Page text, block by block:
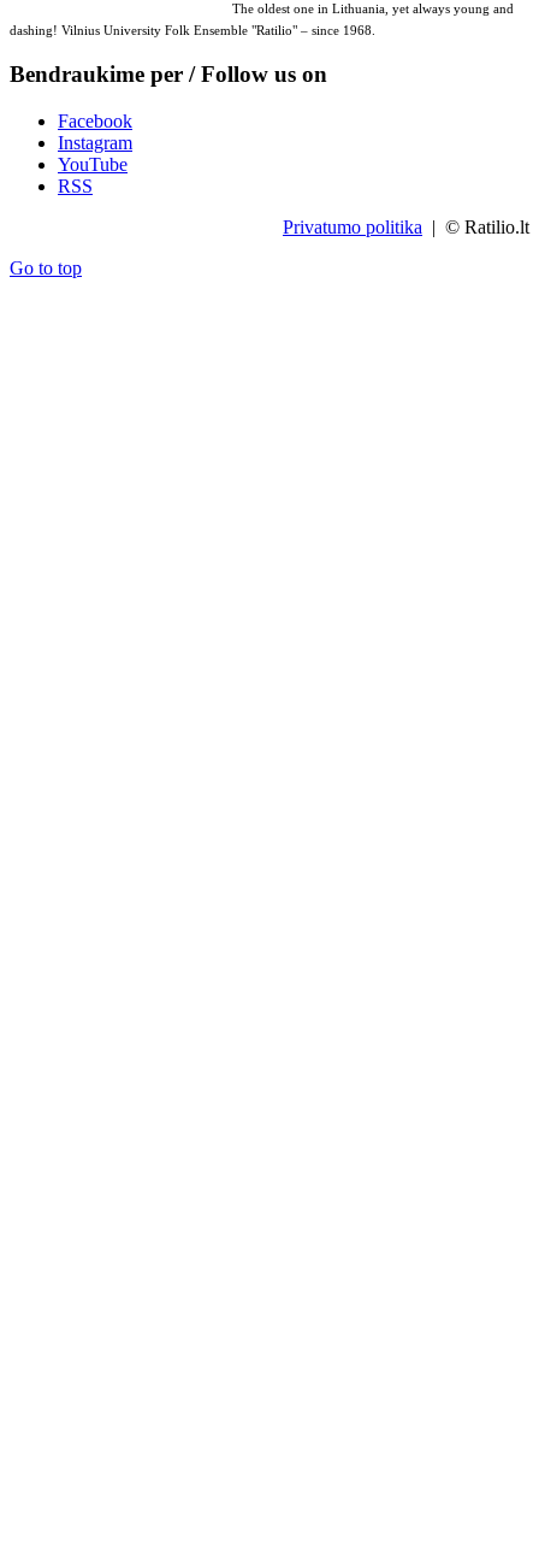
The oldest one in Lithuania, yet always young and
dashing! Vilnius University Folk Ensemble "Ratilio" – since 1968.
Bendraukime per / Follow us on
Facebook
Instagram
YouTube
RSS
Privatumo politika | © Ratilio.lt
Go to top